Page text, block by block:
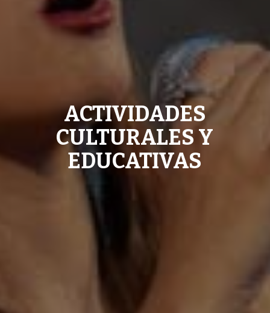
ACTIVIDADES
CULTURALES Y
EDUCATIVAS